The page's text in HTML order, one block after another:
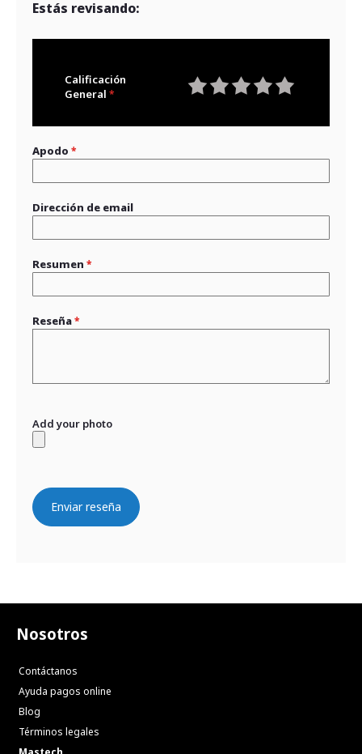
Estás revisando:
Calificación
General
Apodo
Dirección de email
Resumen
Reseña
Add your photo
Enviar reseña
Nosotros
Contáctanos
Ayuda pagos online
Blog
Términos legales